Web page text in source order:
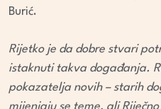
Burić.
Rijetko je da dobre stvari
istaknuti takva događanja.
pokazatelja novih – starih